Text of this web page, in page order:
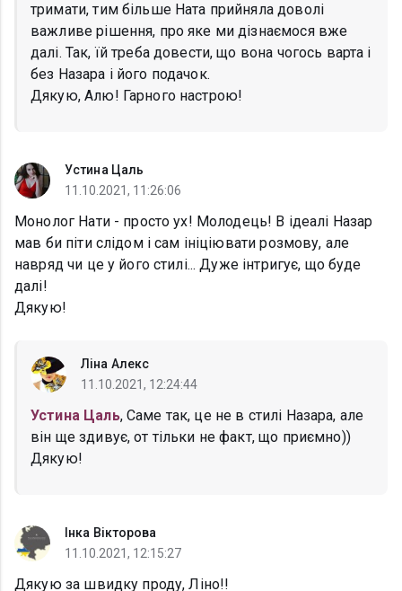
тримати, тим більше Ната прийняла доволі
важливе рішення, про яке ми дізнаємося вже
далі. Так, їй треба довести, що вона чогось варта і
без Назара і його подачок.
Дякую, Алю! Гарного настрою!
Устина Цаль
11.10.2021, 11:26:06
Монолог Нати - просто ух! Молодець! В ідеалі Назар
мав би піти слідом і сам ініціювати розмову, але
навряд чи це у його стилі... Дуже інтригує, що буде
далі!
Дякую!
Ліна Алекс
11.10.2021, 12:24:44
Устина Цаль, Саме так, це не в стилі Назара, але
він ще здивує, от тільки не факт, що приємно))
Дякую!
Інка Вікторова
11.10.2021, 12:15:27
Дякую за швидку проду, Ліно!!